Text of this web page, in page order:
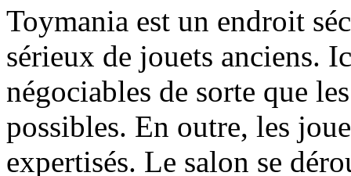
Toymania est un endroit
sérieux de jouets anciens.
négociables de sorte que
possibles. En outre, les
expertisés. Le salon se